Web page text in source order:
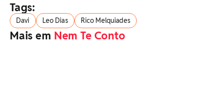
Tags:
Davi Leo Dias Rico Melquiades
Mais em Nem Te Conto